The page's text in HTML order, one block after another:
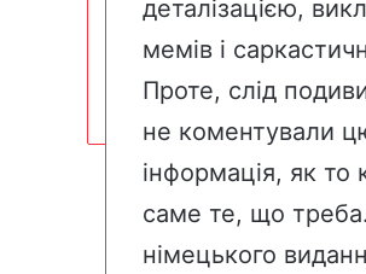
деталізацією,
мемів і
Проте, слід
не коментували
інформація, як
саме те, що
німецького